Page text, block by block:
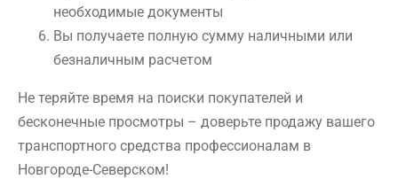
необходимые документы
Вы получаете полную сумму наличными или
безналичным расчетом
Не теряйте время на поиски покупателей и
бесконечные просмотры – доверьте продажу вашего
транспортного средства профессионалам в
Новгороде-Северском!